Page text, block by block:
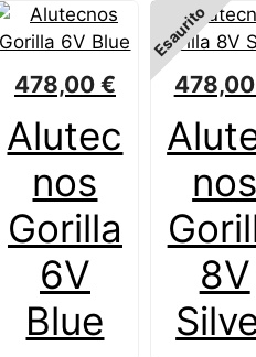
Alutec
nos
Gorilla
6V
Blue
478,00 €
Esaurito
8V